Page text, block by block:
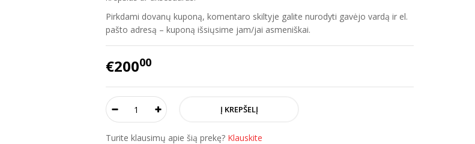
Pirkdami dovanų kuponą, komentaro skiltyje galite nurodyti gavėjo vardą ir el.
pašto adresą – kuponą išsiųsime jam/jai asmeniškai.
€20000
Turite klausimų apie šią prekę? Klauskite